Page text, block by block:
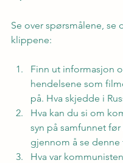
Se over spørsmålene, se
klippene:
Finn ut informasjon
hendelsene som
på. Hva skjedde i
Hva kan du si om
syn på samfunnet
gjennom å se denne
Hva var